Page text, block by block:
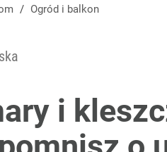
/ Ogród i balkon
i